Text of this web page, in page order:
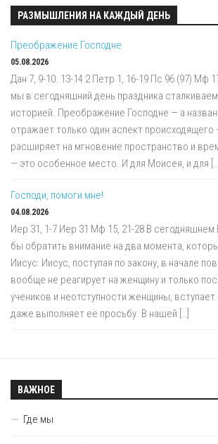
РАЗМЫШЛЕНИЯ НА КАЖДЫЙ ДЕНЬ
Преображение Господне
05.08.2026
Дан 7, 9-10. 13-14 2 Петр 1, 16-19 Пс 96 (97) Мф
мы в сегодняшний день праздника
историей. Преображение Господне — а
отражает только один аспект происходящего
расширяет на мгновение пространство и
— это особенное место. И для Моисея, и для […]
Господи, помоги мне!
04.08.2026
Иер 31, 1-7 Иер 31 Мф 15, 21-28 В сегодняшнем
бы обратить внимание на два момента,
Иисус: Иисус, поступая по закону, в начале
вообще не реагирует на женщину и только
учеников и неотступности женщины, вступает
даже выполняет её просьбу. В нашей […]
ВАЖНОЕ
Где мы